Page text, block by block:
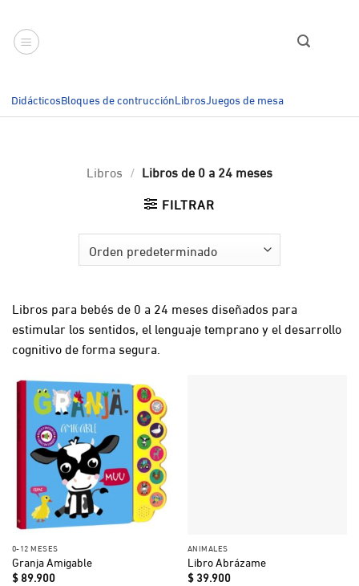
contenido
DidácticosBloques de contrucciónLibrosJuegos de mesa
Libros / Libros de 0 a 24 meses
FILTRAR
Libros para bebés de 0 a 24 meses diseñados para
estimular los sentidos, el lenguaje temprano y el desarrollo
cognitivo de forma segura.
0-12 MESES
Granja Amigable
$89.900
ANIMALES
Libro Abrázame
$39.900